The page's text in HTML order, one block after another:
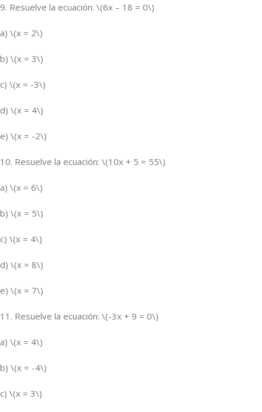
9. Resuelve la ecuación: \(6x – 18 = 0\)
a) \(x = 2\)
b) \(x = 3\)
c) \(x = -3\)
d) \(x = 4\)
e) \(x = -2\)
10. Resuelve la ecuación: \(10x + 5 = 55\)
a) \(x = 6\)
b) \(x = 5\)
c) \(x = 4\)
d) \(x = 8\)
e) \(x = 7\)
11. Resuelve la ecuación: \(-3x + 9 = 0\)
a) \(x = 4\)
b) \(x = -4\)
c) \(x = 3\)